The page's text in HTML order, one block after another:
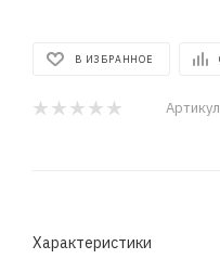
В ИЗБРАННОЕ
Характеристики